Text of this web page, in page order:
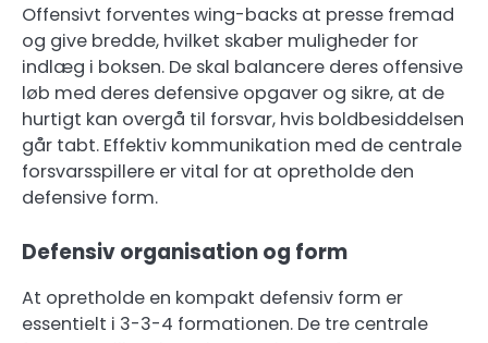
Offensivt forventes wing-backs at presse fremad
og give bredde, hvilket skaber muligheder for
indlæg i boksen. De skal balancere deres offensive
løb med deres defensive opgaver og sikre, at de
hurtigt kan overgå til forsvar, hvis boldbesiddelsen
går tabt. Effektiv kommunikation med de centrale
forsvarsspillere er vital for at opretholde den
defensive form.
Defensiv organisation og form
At opretholde en kompakt defensiv form er
essentielt i 3-3-4 formationen. De tre centrale